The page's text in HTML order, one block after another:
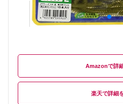
Amazon
楽天